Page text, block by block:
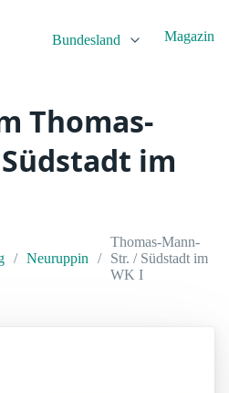
Bundesland Magazin
Thomas-
im
Neuruppin
Thomas-Mann-
Str. / Südstadt im
WK I